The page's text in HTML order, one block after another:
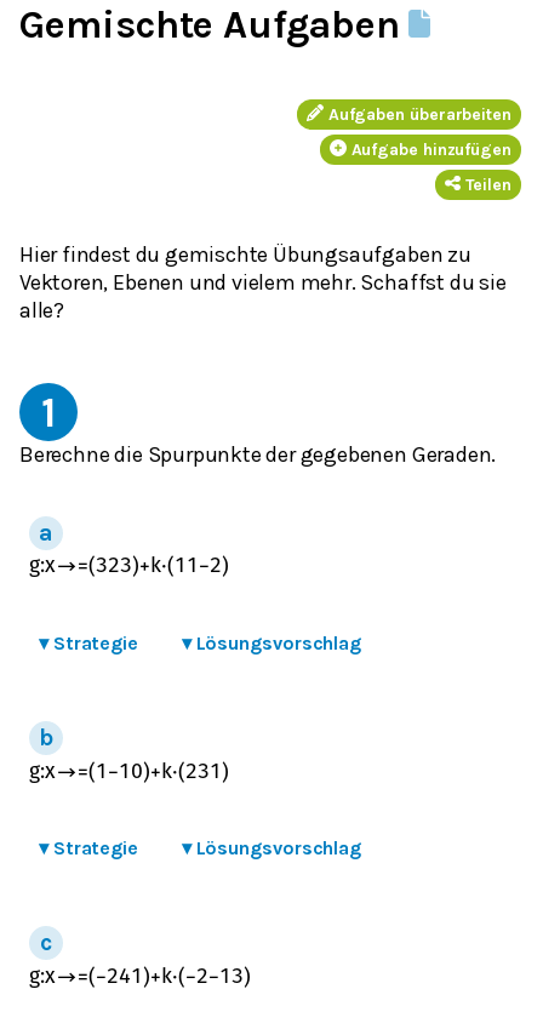
Gemischte Aufgaben
Aufgaben überarbeiten
Aufgabe hinzufügen
Teilen
Hier findest du gemischte Übungsaufgaben zu
Vektoren, Ebenen und vielem mehr. Schaffst du sie
alle?
1
Berechne die Spurpunkte der gegebenen Geraden.
g:x→=(323)+ k⋅(1 1 −2)
▾ Strategie ▾ Lösungsvorschlag
g:x→=(1 −1 0)+ k⋅(231 )
▾ Strategie ▾ Lösungsvorschlag
g:x→=(−241 )+ k⋅(−2−1 3)